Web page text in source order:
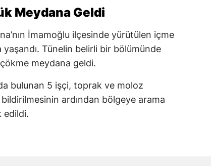
Meydana Geldi
İmamoğlu ilçesinde yürütülen içme
Tünelin belirli bir bölümünde
meydana geldi.
bulunan 5 işçi, toprak ve moloz
bildirilmesinin ardından bölgeye arama
edildi.